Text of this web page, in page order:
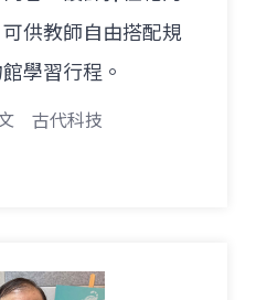
供教師自由搭配規
學習行程。
古代科技